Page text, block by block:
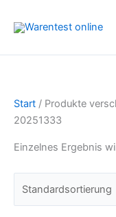
Inhalt
Start / Produkte
20251333
Einzelnes Ergebnis